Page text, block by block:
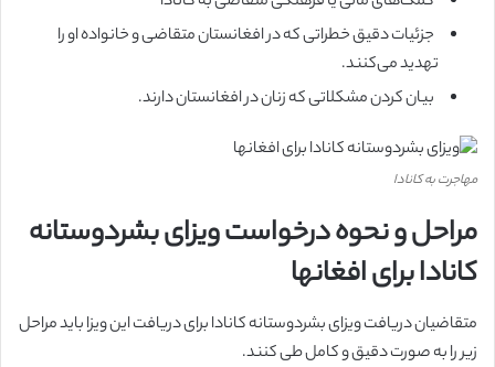
جزئیات دقیق خطراتی که در افغانستان متقاضی و خانواده او را
تهدید می‌کنند.
بیان کردن مشکلاتی که زنان در افغانستان دارند.
مهاجرت به کانادا
مراحل و نحوه درخواست ویزای بشردوستانه
کانادا برای افغانها
متقاضیان دریافت ویزای بشردوستانه کانادا برای دریافت این ویزا باید مراحل
زیر را به صورت دقیق و کامل طی کنند.